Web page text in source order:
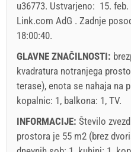
Holiday-Link plača: 6. okt.
Obvezno:
za_person), Prijava gostov
5 EUR (once - za_person)
u36773. Ustvarjeno: 15. feb.
Link.com AdG . Zadnje
18:00:40.
GLAVNE ZNAČILNOSTI:
kvadratura notranjega
terase), enota se nahaja na
kopalnic: 1, balkona: 1, TV.
INFORMACIJE: Število
prostora je 55 m2 (brez